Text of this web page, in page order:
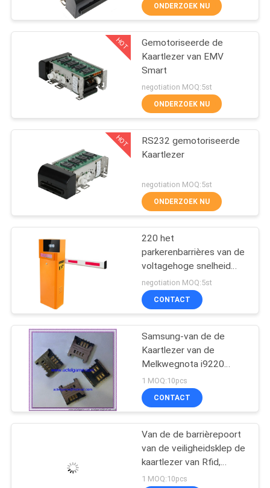
CONTACTEER
ONS
VERZOEK
CITAAT
rfid kaartlezer
De Lezer van de
tussenvoegsel
Magnetische Kaart
ATM-Kaartlezer
64
De Lezer van de
49
ONDERZOEK NU
HOT
Gemotoriseerde de
Kaartlezer van EMV
Smart
negotiation MOQ:5st
ONDERZOEK NU
HOT
RS232 gemotoriseerde
Kaartlezer
negotiation MOQ:5st
ONDERZOEK NU
220 het
parkerenbarrières van de
voltagehoge snelheid
met geleide vertoning en
lange afstandlezer
negotiation MOQ:5st
CONTACT
Samsung-van de de
Kaartlezer van de
Melkwegnota i9220
N7000 Sim de
reparatiedelen van
Samsung
1 MOQ:10pcs
CONTACT
Van de de barrièrepoort
van de veiligheidsklep de
kaartlezer van Rfid,
automatische
1 MOQ:10pcs